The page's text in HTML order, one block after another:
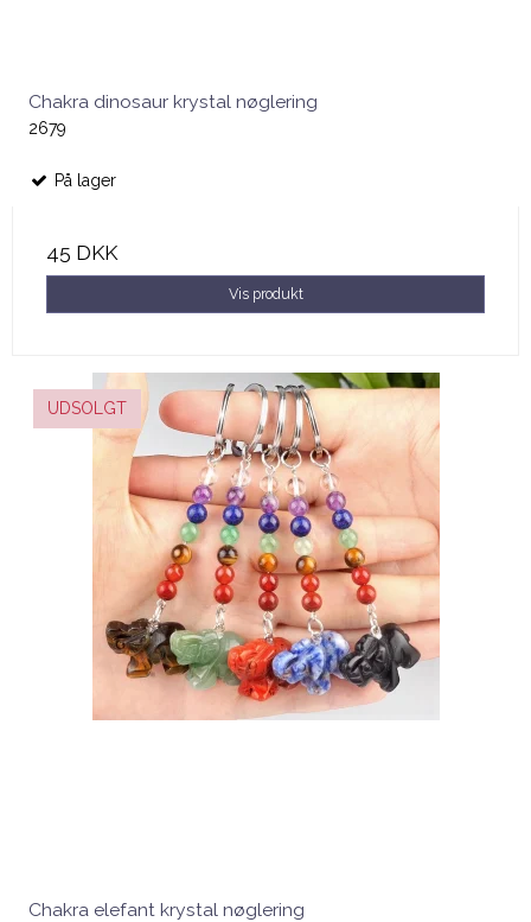
Chakra dinosaur krystal nøglering
2679
På lager
45 DKK
Vis produkt
UDSOLGT
Chakra elefant krystal nøglering